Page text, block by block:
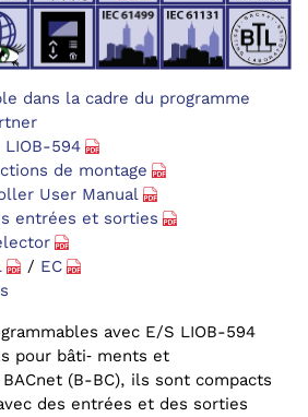
dans la cadre du programme
LIOB-594
de montage
User Manual
entrées et sorties
/ EC
avec E/S LIOB-594
pour bâti‑ ments et
(B-BC), ils sont compacts
des entrées et des sorties